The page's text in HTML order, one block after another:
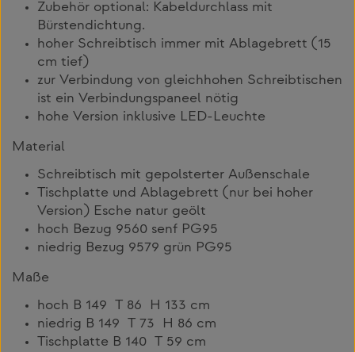
Zubehör optional: Kabeldurchlass mit
Bürstendichtung.
hoher Schreibtisch immer mit Ablagebrett (15
cm tief)
zur Verbindung von gleichhohen Schreibtischen
ist ein Verbindungspaneel nötig
hohe Version inklusive LED-Leuchte
Material
Schreibtisch mit gepolsterter Außenschale
Tischplatte und Ablagebrett (nur bei hoher
Version) Esche natur geölt
hoch Bezug 9560 senf PG95
niedrig Bezug 9579 grün PG95
Maße
hoch B 149 T 86 H 133 cm
niedrig B 149 T 73 H 86 cm
Tischplatte B 140 T 59 cm